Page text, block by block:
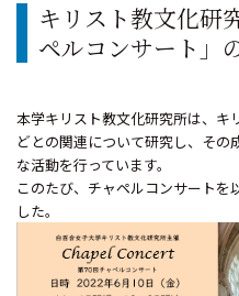
キリスト教文化研
ペルコンサート」
本学キリスト教文化研究所は、キ
どとの関連について研究し、そ
な活動を行っています。
このたび、チャペルコンサートを
した。